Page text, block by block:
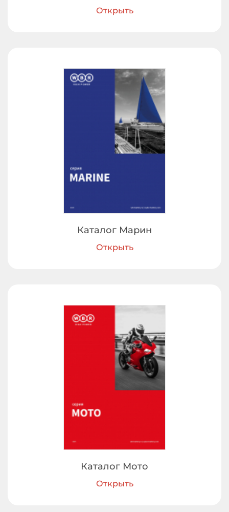
Открыть
Каталог Марин
Открыть
Каталог Мото
Открыть